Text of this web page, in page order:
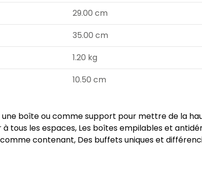
29.00 cm
35.00 cm
1.20 kg
10.50 cm
boîte ou comme support pour mettre de la
tous les espaces, Les boîtes empilables et
contenant, Des buffets uniques et